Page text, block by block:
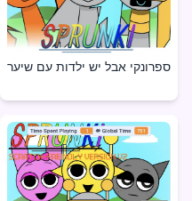
ספרונקי אבל יש ילדות עם שיער